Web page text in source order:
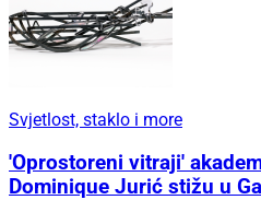
Svjetlost, staklo i more
'Oprostoreni vitraji'
Dominique Jurić stižu u